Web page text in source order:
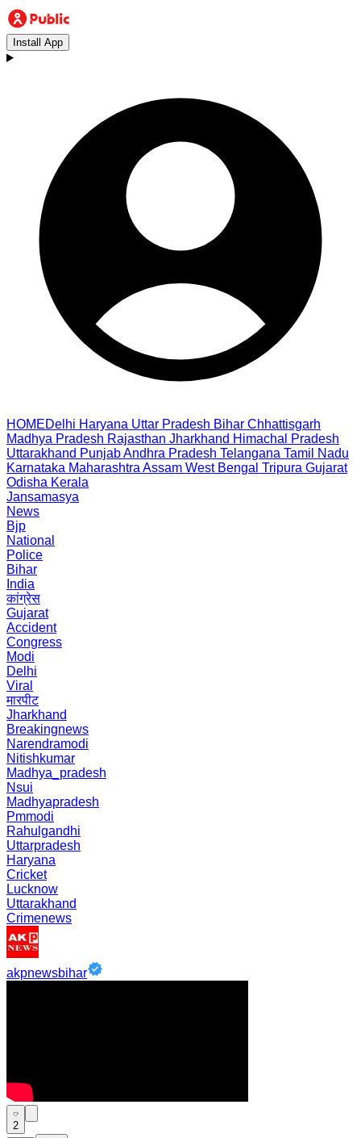
Install App
HOMEDelhi Haryana Uttar Pradesh Bihar Chhattisgarh
Madhya Pradesh Rajasthan Jharkhand Himachal Pradesh
Uttarakhand PunjabAndhra Pradesh Telangana Tamil Nadu
Karnataka Maharashtra Assam West Bengal Tripura Gujarat
Odisha Kerala
Jansamasya
News
Bjp
National
Police
Bihar
India
कांग्रेस
Gujarat
Accident
Congress
Modi
Delhi
Viral
मारपीट
Jharkhand
Breakingnews
Narendramodi
Nitishkumar
Madhya_pradesh
Nsui
Madhyapradesh
Pmmodi
Rahulgandhi
Uttarpradesh
Haryana
Cricket
Lucknow
Uttarakhand
Crimenews
akpnewsbihar
2